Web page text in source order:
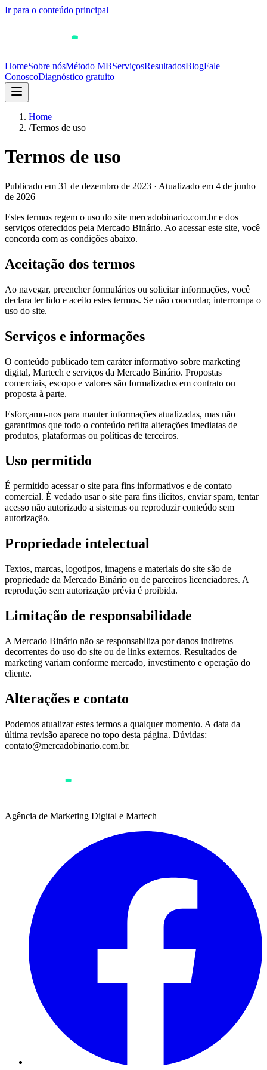
Ir para o conteúdo principal
HomeSobre nósMétodo MBServiçosResultadosBlogFale
ConoscoDiagnóstico gratuito
Home
/Termos de uso
Termos de uso
Publicado em 31 de dezembro de 2023 · Atualizado em 4 de junho
de 2026
Estes termos regem o uso do site mercadobinario.com.br e dos
serviços oferecidos pela Mercado Binário. Ao acessar este site, você
concorda com as condições abaixo.
Aceitação dos termos
Ao navegar, preencher formulários ou solicitar informações, você
declara ter lido e aceito estes termos. Se não concordar, interrompa o
uso do site.
Serviços e informações
O conteúdo publicado tem caráter informativo sobre marketing
digital, Martech e serviços da Mercado Binário. Propostas
comerciais, escopo e valores são formalizados em contrato ou
proposta à parte.
Esforçamo-nos para manter informações atualizadas, mas não
garantimos que todo o conteúdo reflita alterações imediatas de
produtos, plataformas ou políticas de terceiros.
Uso permitido
É permitido acessar o site para fins informativos e de contato
comercial. É vedado usar o site para fins ilícitos, enviar spam, tentar
acesso não autorizado a sistemas ou reproduzir conteúdo sem
autorização.
Propriedade intelectual
Textos, marcas, logotipos, imagens e materiais do site são de
propriedade da Mercado Binário ou de parceiros licenciadores. A
reprodução sem autorização prévia é proibida.
Limitação de responsabilidade
A Mercado Binário não se responsabiliza por danos indiretos
decorrentes do uso do site ou de links externos. Resultados de
marketing variam conforme mercado, investimento e operação do
cliente.
Alterações e contato
Podemos atualizar estes termos a qualquer momento. A data da
última revisão aparece no topo desta página. Dúvidas:
contato@mercadobinario.com.br.
Agência de Marketing Digital e Martech